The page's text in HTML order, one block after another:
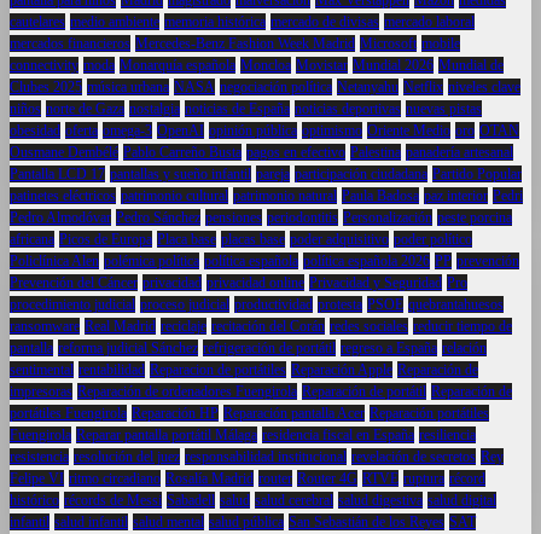
cautelares medio ambiente memoria histórica mercado de divisas mercado laboral
mercados financieros Mercedes-Benz Fashion Week Madrid Microsoft mobile
connectivity moda Monarquía española Moncloa Movistar Mundial 2026 Mundial de
Clubes 2025 música urbana NASA negociación política Netanyahu Netflix niveles clave
niños norte de Gaza nostalgia noticias de España noticias deportivas nuevas pistas
obesidad oferta omega-3 OpenAI opinión pública optimismo Oriente Medio oro OTAN
Ousmane Dembélé Pablo Carreño Busta pagos en efectivo Palestina panadería artesanal
Pantalla LCD 17 pantallas y sueño infantil pareja participación ciudadana Partido Popular
patinetes eléctricos patrimonio cultural patrimonio natural Paula Badosa paz interior Pedri
Pedro Almodóvar Pedro Sánchez pensiones periodontitis Personalización peste porcina
africana Picos de Europa Placa base placas base poder adquisitivo poder político
Policlínica Alen polémica política política española política española 2026 PP prevención
Prevención del Cáncer privacidad privacidad online Privacidad y Seguridad Pro
procedimiento judicial proceso judicial productividad protesta PSOE quebrantahuesos
ransomware Real Madrid reciclaje recitación del Corán redes sociales reducir tiempo de
pantalla reforma judicial Sánchez refrigeración de portátil regreso a España relación
sentimental rentabilidad Reparacion de portátiles Reparación Apple Reparación de
impresoras Reparación de ordenadores Fuengirola Reparación de portátil Reparación de
portátiles Fuengirola Reparación HP Reparación pantalla Acer Reparación portátiles
Fuengirola Reparar pantalla portátil Málaga residencia fiscal en España resiliencia
resistencia resolución del juez responsabilidad institucional revelación de secretos Rey
Felipe VI ritmo circadiano Rosalía Madrid router Router 4G RTVE ruptura récord
histórico récords de Messi Sabadell salud salud cerebral salud digestiva salud digital
infantil salud infantil salud mental salud pública San Sebastián de los Reyes SAT